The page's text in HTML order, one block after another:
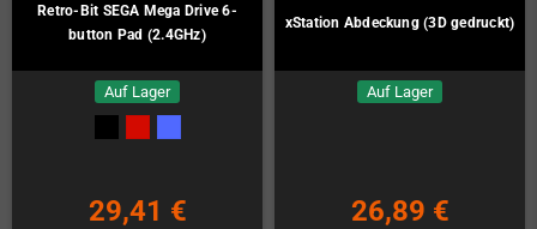
Retro-Bit SEGA Mega Drive 6-
button Pad (2.4GHz)
Auf Lager
29,41 €
xStation Abdeckung (3D gedruckt)
Auf Lager
26,89 €